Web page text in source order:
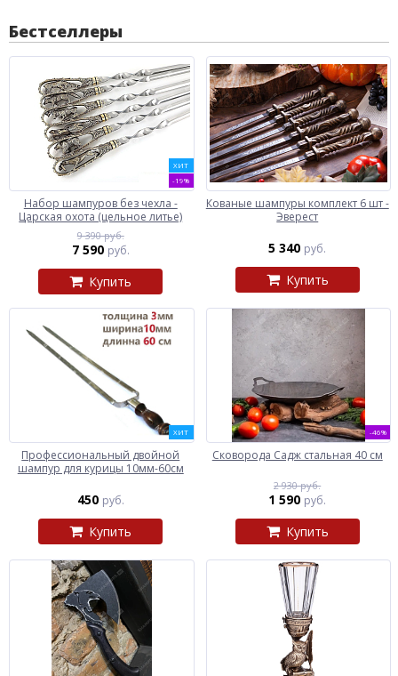
Бестселлеры
ХИТ
-19%
Набор шампуров без чехла -
Царская охота (цельное литье)
9 390 руб.
7 590 руб.
Купить
Кованые шампуры комплект 6 шт -
Эверест
5 340 руб.
Купить
ХИТ
Профессиональный двойной
шампур для курицы 10мм-60см
450 руб.
Купить
-46%
Сковорода Садж стальная 40 см
2 930 руб.
1 590 руб.
Купить